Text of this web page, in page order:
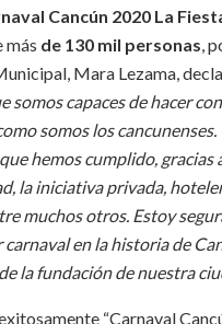
Cancún 2020 La
más de 130 mil personas ,
Mara Lezama,
somos capaces de hacer
somos los
hemos cumplido, gracias
la iniciativa privada,
muchos otros. Estoy
carnaval en la historia de
la fundación de nuestra